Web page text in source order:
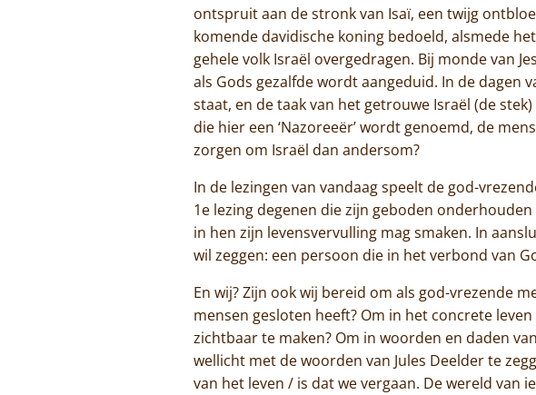
ontspruit aan de stronk van Isaï, een twijg
komende davidische koning bedoeld, alsmede
gehele volk Israël overgedragen. Bij monde van
als Gods gezalfde wordt aangeduid. In de dagen
staat, en de taak van het getrouwe Israël (de
die hier een ‘Nazoreeër’ wordt genoemd, de
zorgen om Israël dan andersom?
In de lezingen van vandaag speelt de god-
1e lezing degenen die zijn geboden
in hen zijn levensvervulling mag smaken. In
wil zeggen: een persoon die in het verbond van
En wij? Zijn ook wij bereid om als god-vrezende
mensen gesloten heeft? Om in het concrete
zichtbaar te maken? Om in woorden en daden
wellicht met de woorden van Jules Deelder te
van het leven / is dat we vergaan. De wereld van